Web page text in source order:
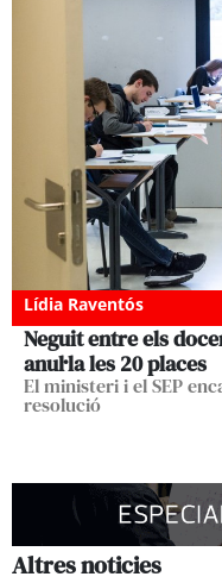
Lídia Raventós
Neguit entre els
anul·la les 20 places
El ministeri i el SEP
resolució
Altres noticies